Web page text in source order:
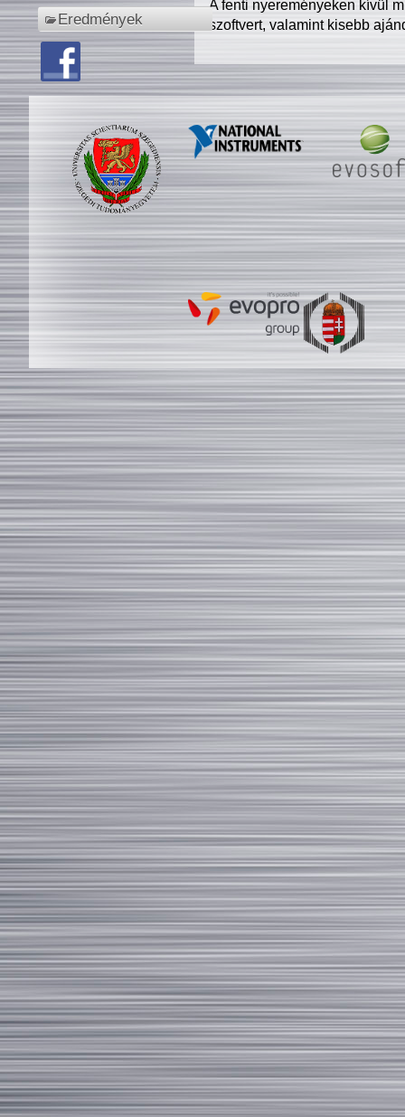
Eredmények
A fenti nyereményeken kívül
szoftvert, valamint kisebb